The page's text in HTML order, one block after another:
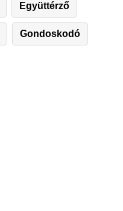
Együttérző
Gondoskodó